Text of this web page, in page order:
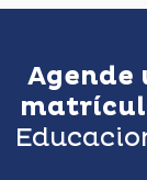
Agende